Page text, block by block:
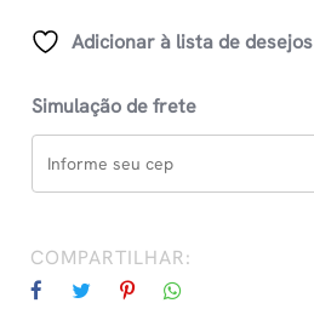
Vida Adicionar à lista de desejos
Simulação de frete
COMPARTILHAR: